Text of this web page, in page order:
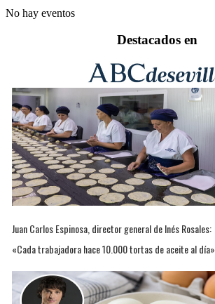
No hay eventos
Destacados en
Juan Carlos Espinosa, director general de Inés Rosales:
«Cada trabajadora hace 10.000 tortas de aceite al día»